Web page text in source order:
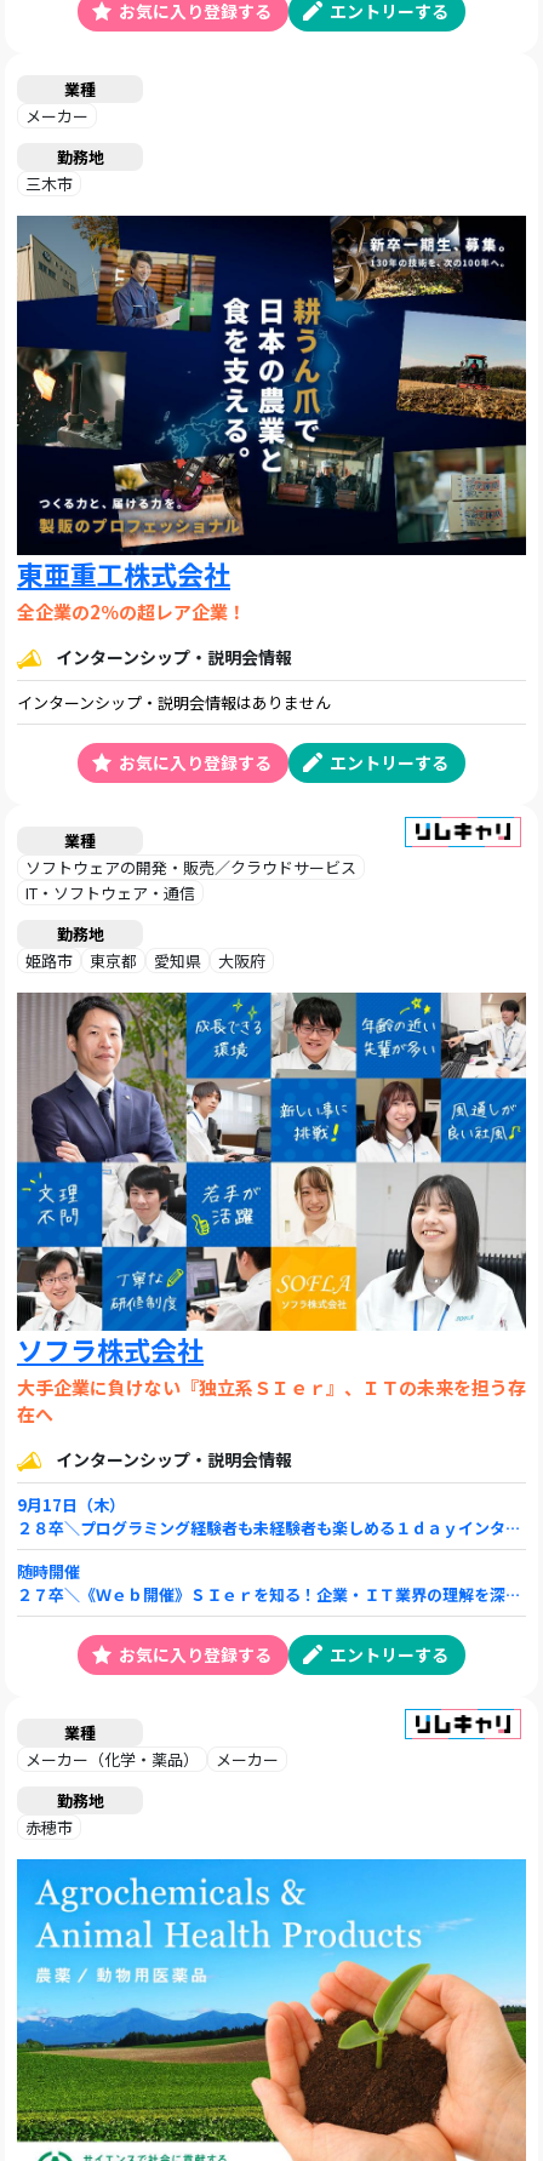
お気に入り登録する エントリーする
業種
メーカー
勤務地
三木市
東亜重工株式会社
全企業の2％の超レア企業！
インターンシップ・説明会情報
インターンシップ・説明会情報はありません
お気に入り登録する エントリーする
業種
ソフトウェアの開発・販売／クラウドサービス
IT・ソフトウェア・通信
勤務地
姫路市
東京都 愛知県 大阪府
ソフラ株式会社
大手企業に負けない『独立系ＳＩｅｒ』、ＩＴの未来を担う存
在へ
インターンシップ・説明会情報
9月17日（木）
２８卒＼プログラミング経験者も未経験者も楽しめる１ｄａｙインターンシップ／★予約受付中★
随時開催
２７卒＼《Ｗｅｂ開催》ＳＩｅｒを知る！企業・ＩＴ業界の理解を深める会社説明会
お気に入り登録する エントリーする
業種
メーカー（化学・薬品）
メーカー
勤務地
赤穂市